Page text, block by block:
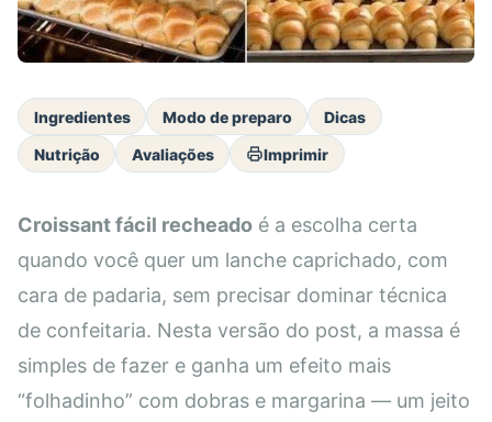
Ingredientes Modo de preparo
Dicas
Nutrição
Avaliações Imprimir
Croissant fácil recheado é a escolha certa
quando você quer um lanche caprichado, com
cara de padaria, sem precisar dominar técnica
de confeitaria. Nesta versão do post, a massa é
simples de fazer e ganha um efeito mais
“folhadinho” com dobras e margarina — um jeito